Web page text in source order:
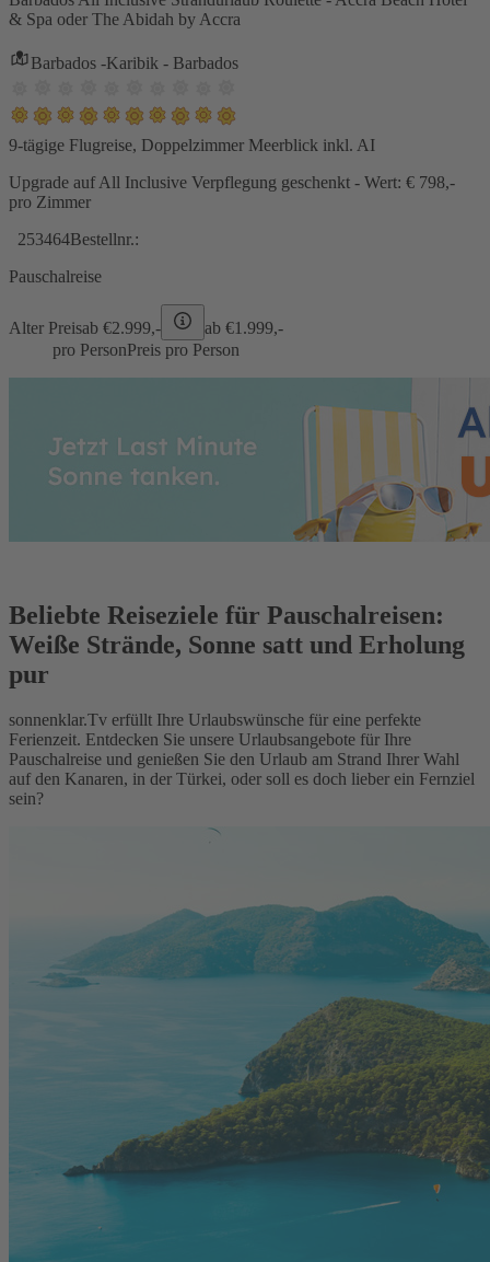
& Spa oder The Abidah by Accra
Barbados -Karibik - Barbados
9-tägige Flugreise, Doppelzimmer Meerblick inkl. AI
Upgrade auf All Inclusive Verpflegung geschenkt - Wert: € 798,-
pro Zimmer
253464Bestellnr.:
Pauschalreise
Alter Preisab €2.999,- ab €1.999,-
pro PersonPreis pro Person
Beliebte Reiseziele für Pauschalreisen:
Weiße Strände, Sonne satt und Erholung
pur
sonnenklar.Tv erfüllt Ihre Urlaubswünsche für eine perfekte
Ferienzeit. Entdecken Sie unsere Urlaubsangebote für Ihre
Pauschalreise und genießen Sie den Urlaub am Strand Ihrer Wahl
auf den Kanaren, in der Türkei, oder soll es doch lieber ein Fernziel
sein?